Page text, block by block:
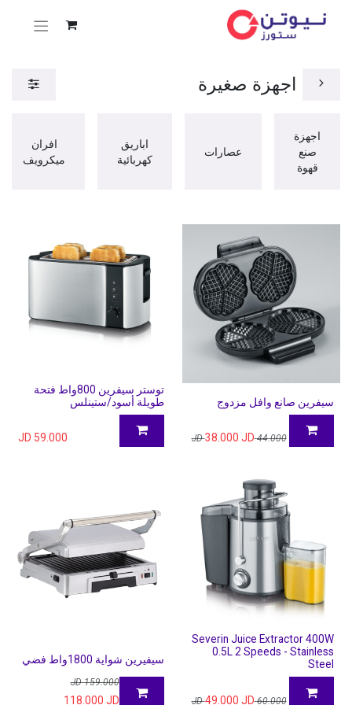
اجهزة صغيرة
اجهزة
صنع
قهوة
عصارات
اباريق
كهربائية
افران
ميكرويف
سيفرين صانع وافل مزدوج
44.000
JD
38.000 JD
توستر سيفرين 800واط فتحة
طويلة أسود/ستينلس
59.000
Severin Juice Extractor 400W
0.5L 2 Speeds - Stainless
Steel
60.000
JD
49.000 JD
سيفيرين شواية 1800واط فضي
159.000
JD
118.000 JD